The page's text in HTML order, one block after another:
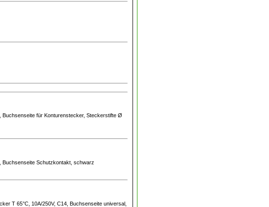
Buchsenseite für Konturenstecker, Steckerstifte Ø
Buchsenseite Schutzkontakt, schwarz
T 65°C, 10A/250V, C14, Buchsenseite universal,